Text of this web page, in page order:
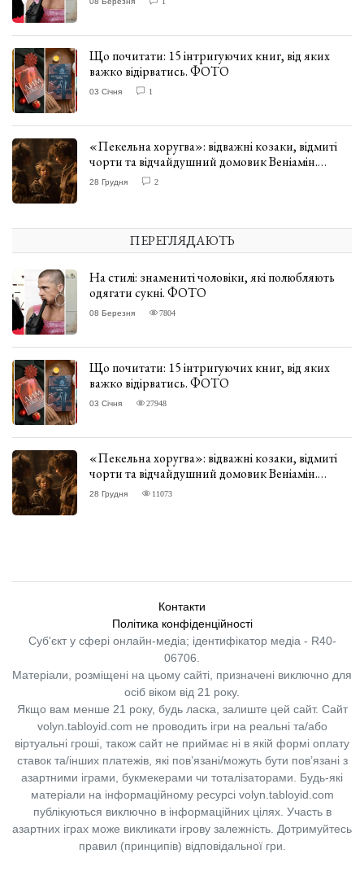
Що почитати: 15 інтригуючих книг, від яких
важко відірватись. ФОТО
03 Січня 1
«Пекельна хоругва»: відважні козаки, відмиті
чорти та відчайдушний домовик Веніамін.
ВІДГУК
28 Грудня 2
ПЕРЕГЛЯДАЮТЬ
На стилі: знамениті чоловіки, які полюбляють
одягати сукні. ФОТО
08 Березня 7804
Що почитати: 15 інтригуючих книг, від яких
важко відірватись. ФОТО
03 Січня 27948
«Пекельна хоругва»: відважні козаки, відмиті
чорти та відчайдушний домовик Веніамін.
ВІДГУК
28 Грудня 11073
Контакти
Політика конфіденційності
Суб'єкт у сфері онлайн-медіа; ідентифікатор медіа - R40-
06706.
Матеріали, розміщені на цьому сайті, призначені виключно для
осіб віком від 21 року.
Якщо вам менше 21 року, будь ласка, залиште цей сайт. Сайт
volyn.tabloyid.com не проводить ігри на реальні та/або
віртуальні гроші, також сайт не приймає ні в якій формі оплату
ставок та/інших платежів, які пов’язані/можуть бути пов’язані з
азартними іграми, букмекерами чи тоталізаторами. Будь-які
матеріали на інформаційному ресурсі volyn.tabloyid.com
публікуються виключно в інформаційних цілях. Участь в
азартних іграх може викликати ігрову залежність. Дотримуйтесь
правил (принципів) відповідальної гри.